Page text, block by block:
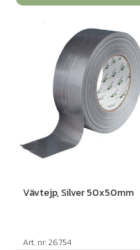
Vävtejp, Silver 50x50mm
Art. nr: 26754